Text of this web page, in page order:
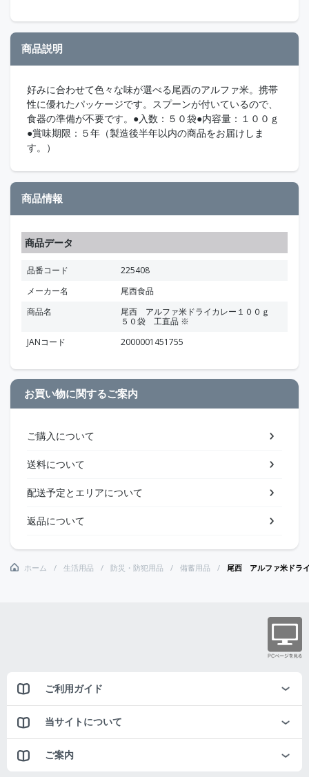
商品説明
好みに合わせて色々な味が選べる尾西のアルファ米。携帯
性に優れたパッケージです。スプーンが付いているので、
食器の準備が不要です。●入数：５０袋●内容量：１００ｇ
●賞味期限：５年（製造後半年以内の商品をお届けしま
す。）
商品情報
商品データ
品番コード
225408
メーカー名
尾西食品
商品名
尾西 アルファ米ドライカレー１００ｇ
５０袋 工直品 ※
JANコード
2000001451755
お買い物に関するご案内
ご購入について
送料について
配送予定とエリアについて
返品について
ホーム 生活用品 防災・防犯用品 備蓄用品 尾西 アルファ米ドラ
ご利用ガイド
当サイトについて
ご案内